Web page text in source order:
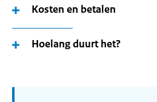
Kosten en betalen
Hoelang duurt het?